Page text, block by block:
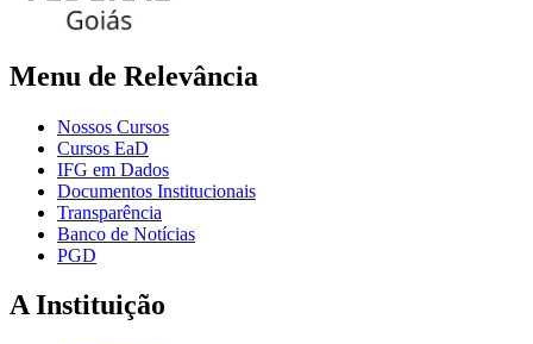
Menu de Relevância
Nossos Cursos
Cursos EaD
IFG em Dados
Documentos Institucionais
Transparência
Banco de Notícias
PGD
A Instituição